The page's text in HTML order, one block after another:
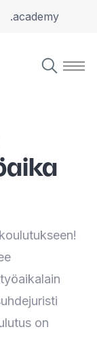
.academy
on